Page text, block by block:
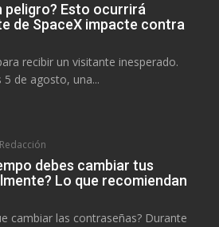
peligro? Esto ocurrirá
de SpaceX impacte contra
recibir un visitante inesperado.
de agosto, una...
debes cambiar tus
Lo que recomiendan
cambiar las contraseñas? Durante